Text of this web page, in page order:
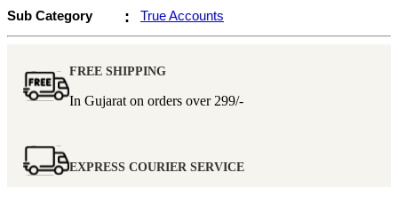
Sub Category
: True Accounts
FREE SHIPPING
In Gujarat on orders over 299/-
EXPRESS COURIER SERVICE